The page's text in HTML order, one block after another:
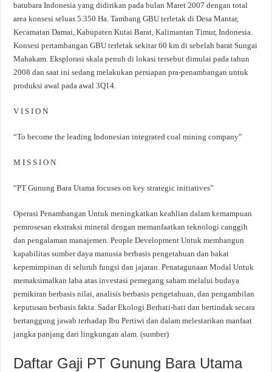
batubara Indonesia yang didirikan pada bulan Maret 2007 dengan total
area konsesi seluas 5.350 Ha. Tambang GBU terletak di Desa Mantar,
Kecamatan Damai, Kabupaten Kutai Barat, Kalimantan Timur, Indonesia.
Konsesi pertambangan GBU terletak sekitar 60 km di sebelah barat Sungai
Mahakam. Eksplorasi skala penuh di lokasi tersebut dimulai pada tahun
2008 dan saat ini sedang melakukan persiapan pra-penambangan untuk
produksi awal pada awal 3Q14.
V I S I O N
“To become the leading Indonesian integrated coal mining company”
M I S S I O N
“PT Gunung Bara Utama focuses on key strategic initiatives”
Operasi Penambangan Untuk meningkatkan keahlian dalam kemampuan
pemrosesan ekstraksi mineral dengan memanfaatkan teknologi canggih
dan pengalaman manajemen. People Development Untuk membangun
kapabilitas sumber daya manusia berbasis pengetahuan dan bakat
kepemimpinan di seluruh fungsi dan jajaran. Penatagunaan Modal Untuk
memaksimalkan laba atas investasi pemegang saham melalui budaya
pemikiran berbasis nilai, analisis berbasis pengetahuan, dan pengambilan
keputusan berbasis fakta. Sadar Ekologi Berhati-hati dan bertindak secara
bertanggung jawab terhadap Ibu Pertiwi dan dalam melestarikan manfaat
jangka panjang dari lingkungan alam. (sumber)
Daftar Gaji PT Gunung Bara Utama